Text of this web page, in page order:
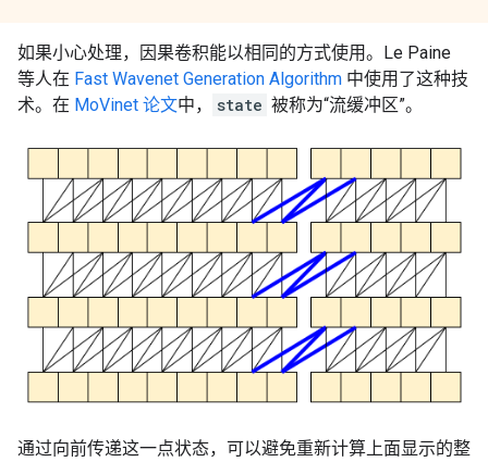
如果小心处理，因果卷积能以相同的方式使用。Le Paine
等人在 Fast Wavenet Generation Algorithm 中使用了这种技
术。在 MoVinet 论文中， state 被称为“流缓冲区”。
通过向前传递这一点状态，可以避免重新计算上面显示的整